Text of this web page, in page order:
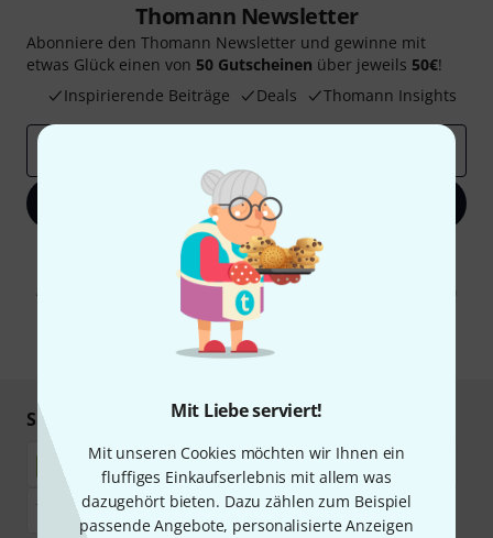
Mit Liebe serviert!
Mit unseren Cookies möchten wir Ihnen ein
fluffiges Einkaufserlebnis mit allem was
dazugehört bieten. Dazu zählen zum Beispiel
passende Angebote, personalisierte Anzeigen
Thomann Newsletter
Abonniere den Thomann Newsletter und gewinne mit
etwas Glück einen von 50 Gutscheinen über jeweils 50€!
Inspirierende Beiträge
Deals Thomann Insights
Jetzt anmelden
Mit Klick auf „Jetzt anmelden“ stimmen Sie dem Erhalt von E-Mail-
Werbung und einer Messung des E-Mail-Nutzungsverhaltens zu. Die
Abmeldung ist jederzeit möglich. Weitere Informationen finden Sie in
unseren
Datenschutzhinweisen
* Pflichtfeld
Sicher einkaufen & bezahlen